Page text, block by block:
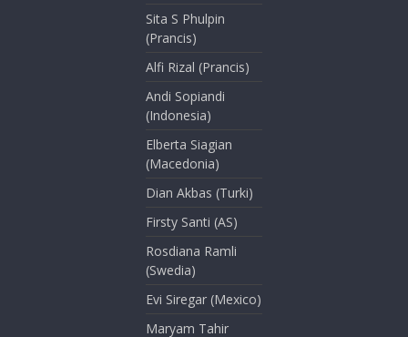
Sita S Phulpin
(Prancis)
Alfi Rizal (Prancis)
Andi Sopiandi
(Indonesia)
Elberta Siagian
(Macedonia)
Dian Akbas (Turki)
Firsty Santi (AS)
Rosdiana Ramli
(Swedia)
Evi Siregar (Mexico)
Maryam Tahir